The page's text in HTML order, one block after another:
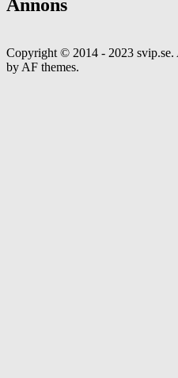
Annons
Copyright © 2014 - 2023 svip.se.
by AF themes.